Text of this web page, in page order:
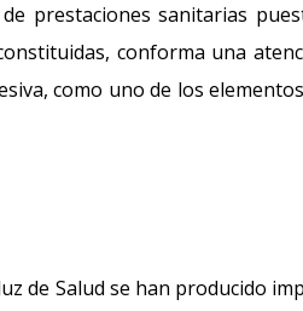
prestaciones sanitarias
conforma una
como uno de los
de Salud se han producido